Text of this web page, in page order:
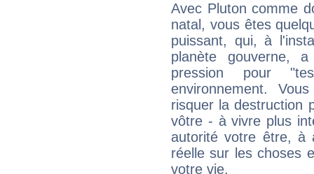
Avec Pluton comme
natal, vous êtes
puissant, qui, à
planète gouverne,
pression pour
environnement.
risquer la destruction
vôtre - à vivre plus
autorité votre être, à
réelle sur les choses
votre vie.